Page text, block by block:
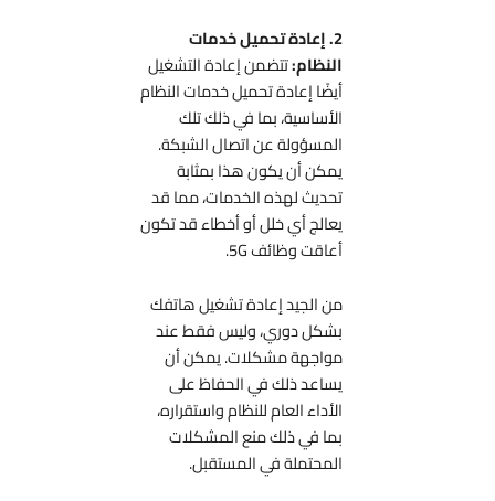
2. إعادة تحميل خدمات
النظام:تتضمن إعادة التشغيل
أيضًا إعادة تحميل خدمات النظام
الأساسية، بما في ذلك تلك
المسؤولة عن اتصال الشبكة.
يمكن أن يكون هذا بمثابة
تحديث لهذه الخدمات، مما قد
يعالج أي خلل أو أخطاء قد تكون
أعاقت وظائف 5G.
من الجيد إعادة تشغيل هاتفك
بشكل دوري، وليس فقط عند
مواجهة مشكلات. يمكن أن
يساعد ذلك في الحفاظ على
الأداء العام للنظام واستقراره،
بما في ذلك منع المشكلات
المحتملة في المستقبل.